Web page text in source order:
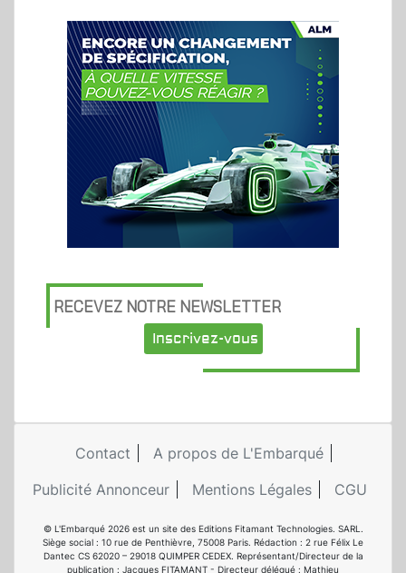
RECEVEZ NOTRE NEWSLETTER
Inscrivez-vous
Contact
A propos de L'Embarqué
Publicité Annonceur
Mentions Légales CGU
© L'Embarqué 2026 est un site des Editions Fitamant Technologies. SARL.
Siège social : 10 rue de Penthièvre, 75008 Paris. Rédaction : 2 rue Félix Le
Dantec CS 62020 – 29018 QUIMPER CEDEX. Représentant/Directeur de la
publication : Jacques FITAMANT - Directeur délégué : Mathieu